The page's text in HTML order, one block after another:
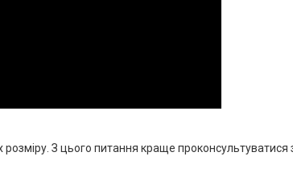
розміру. З цього питання краще